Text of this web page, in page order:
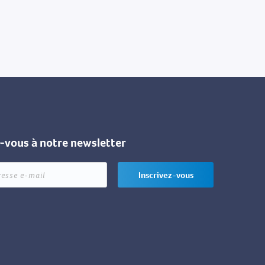
vous à notre newsletter
Inscrivez-vous